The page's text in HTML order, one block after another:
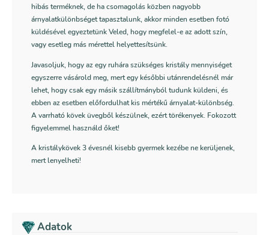
hibás terméknek, de ha csomagolás közben nagyobb
árnyalatkülönbséget tapasztalunk, akkor minden esetben fotó
küldésével egyeztetünk Veled, hogy megfelel-e az adott szín,
vagy esetleg más mérettel helyettesítsünk.
Javasoljuk, hogy az egy ruhára szükséges kristály mennyiséget
egyszerre vásárold meg, mert egy későbbi utánrendelésnél már
lehet, hogy csak egy másik szállítmányból tudunk küldeni, és
ebben az esetben előfordulhat kis mértékű árnyalat-különbség.
A varrható kövek üvegből készülnek, ezért törékenyek. Fokozott
figyelemmel használd őket!
A kristálykövek 3 évesnél kisebb gyermek kezébe ne kerüljenek,
mert lenyelheti!
Adatok